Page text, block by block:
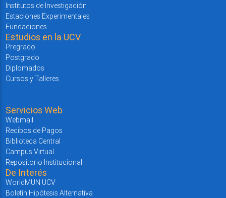
Institutos de Investigación
Estaciones Experimentales
Fundaciones
Estudios en la UCV
Pregrado
Postgrado
Diplomados
Cursos y Talleres
Servicios Web
Webmail
Recibos de Pagos
Biblioteca Central
Campus Virtual
Repositorio Institucional
De Interés
WorldMUN UCV
Boletín Hipótesis Alternativa